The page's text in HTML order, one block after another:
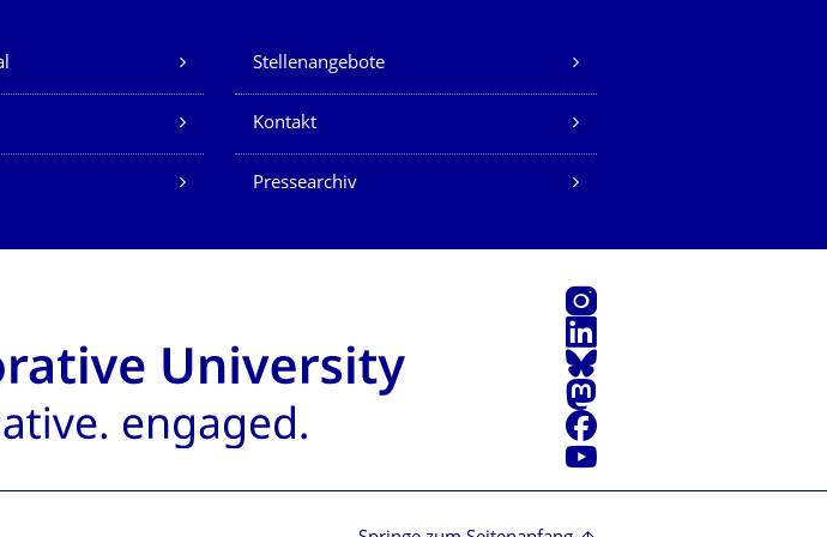
Stellenangebote
Kontakt
Pressearchiv
Instagram
LinkedIn
Bluesky
Mastodon
Facebook
Youtube